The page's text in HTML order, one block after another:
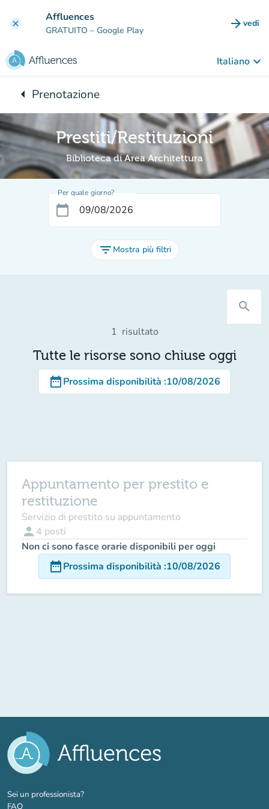
clear Affluences
GRATUITO – Google Play arrow_forward vedi
Italiano keyboard_arrow_down
arrow_leftTorna a:
Prenotazione
Prestiti/Restituzioni
Biblioteca di Area Architettura
Per quale giorno?
calendar_today
filter_list Mostra più filtri
search
1 risultato
Tutte le risorse sono chiuse oggi
date_rangeProssima disponibilità :10/08/2026
Appuntamento per prestito e
restituzione
Servizio di prestito su appuntamento
person 4 posti
Non ci sono fasce orarie disponibili per oggi
date_rangeProssima disponibilità :10/08/2026
Sei un professionista?(nuova scheda)
FAQ